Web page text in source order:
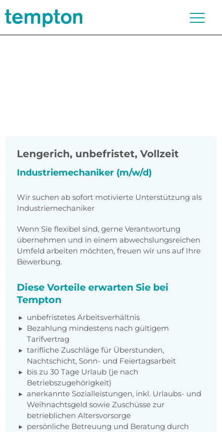
Lengerich, unbefristet, Vollzeit
Industriemechaniker (m/w/d)
Wir suchen ab sofort motivierte Unterstützung als
Industriemechaniker
Wenn Sie flexibel sind, gerne Verantwortung
übernehmen und in einem abwechslungsreichen
Umfeld arbeiten möchten, freuen wir uns auf Ihre
Bewerbung.
Diese Vorteile erwarten Sie bei
Tempton
unbefristetes Arbeitsverhältnis
Bezahlung mindestens nach gültigem
Tarifvertrag
tarifliche Zuschläge für Überstunden,
Nachtschicht, Sonn- und Feiertagsarbeit
bis zu 30 Tage Urlaub (je nach
Betriebszugehörigkeit)
anerkannte Sozialleistungen, inkl. Urlaubs- und
Weihnachtsgeld sowie Zuschüsse zur
betrieblichen Altersvorsorge
persönliche Betreuung und Beratung durch